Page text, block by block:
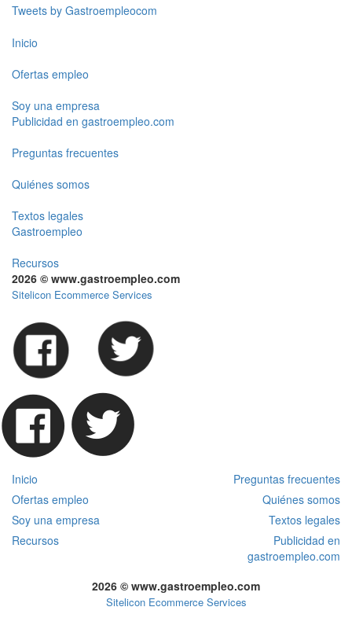
Tweets by Gastroempleocom
Inicio
Ofertas empleo
Soy una empresa
Publicidad en gastroempleo.com
Preguntas frecuentes
Quiénes somos
Textos legales
Gastroempleo
Recursos
2026 © www.gastroempleo.com
Sitelicon Ecommerce Services
Inicio
Preguntas frecuentes
Ofertas empleo
Quiénes somos
Soy una empresa
Textos legales
Recursos
Publicidad en
gastroempleo.com
2026 © www.gastroempleo.com
Sitelicon Ecommerce Services